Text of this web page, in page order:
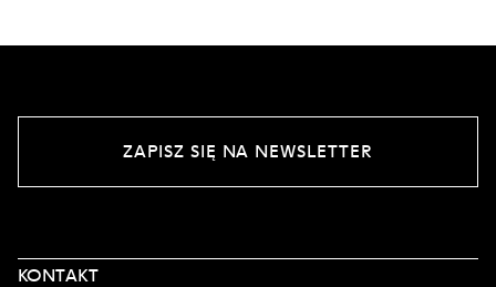
ZAPISZ SIĘ NA NEWSLETTER
KONTAKT